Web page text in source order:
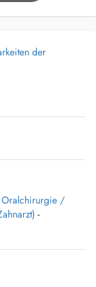
der
Oralchirurgie /
-